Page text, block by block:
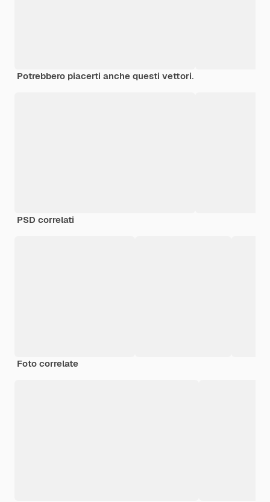
Potrebbero piacerti anche questi vettori.
PSD correlati
Foto correlate